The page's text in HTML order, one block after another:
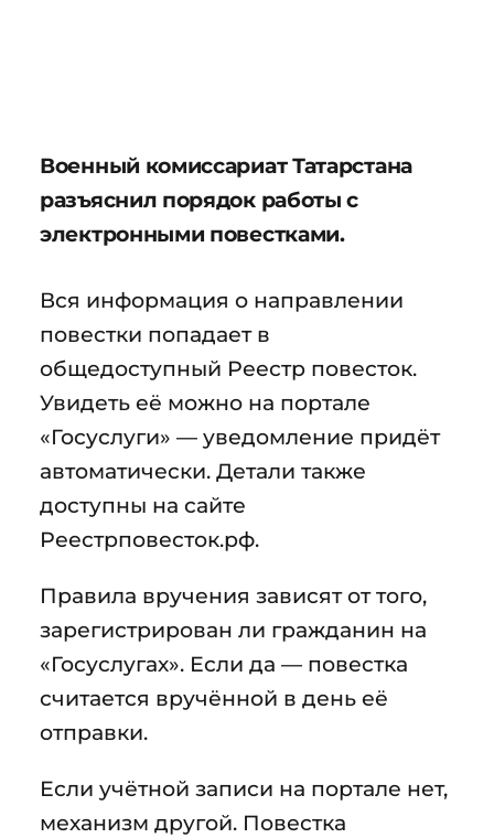
Военный комиссариат Татарстана
разъяснил порядок работы с
электронными повестками.
Вся информация о направлении
повестки попадает в
общедоступный Реестр повесток.
Увидеть её можно на портале
«Госуслуги» — уведомление придёт
автоматически. Детали также
доступны на сайте
Реестрповесток.рф.
Правила вручения зависят от того,
зарегистрирован ли гражданин на
«Госуслугах». Если да — повестка
считается вручённой в день её
отправки.
Если учётной записи на портале нет,
механизм другой. Повестка